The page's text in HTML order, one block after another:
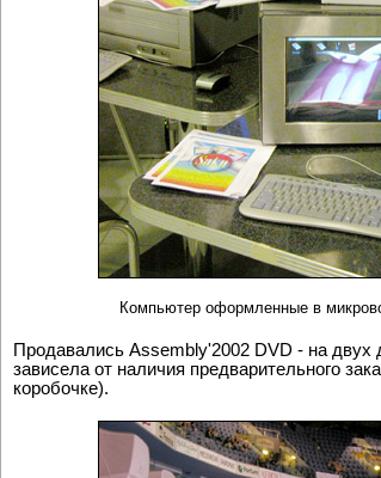
Продавались Assembly'2002 DVD - на двух
зависела от наличия предварительного